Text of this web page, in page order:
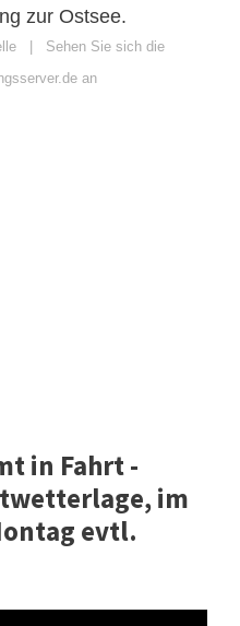
zur Ostsee.
Sehen Sie sich die
an
in Fahrt -
im
evtl.